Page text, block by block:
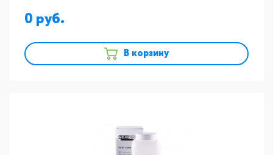
0
В корзину